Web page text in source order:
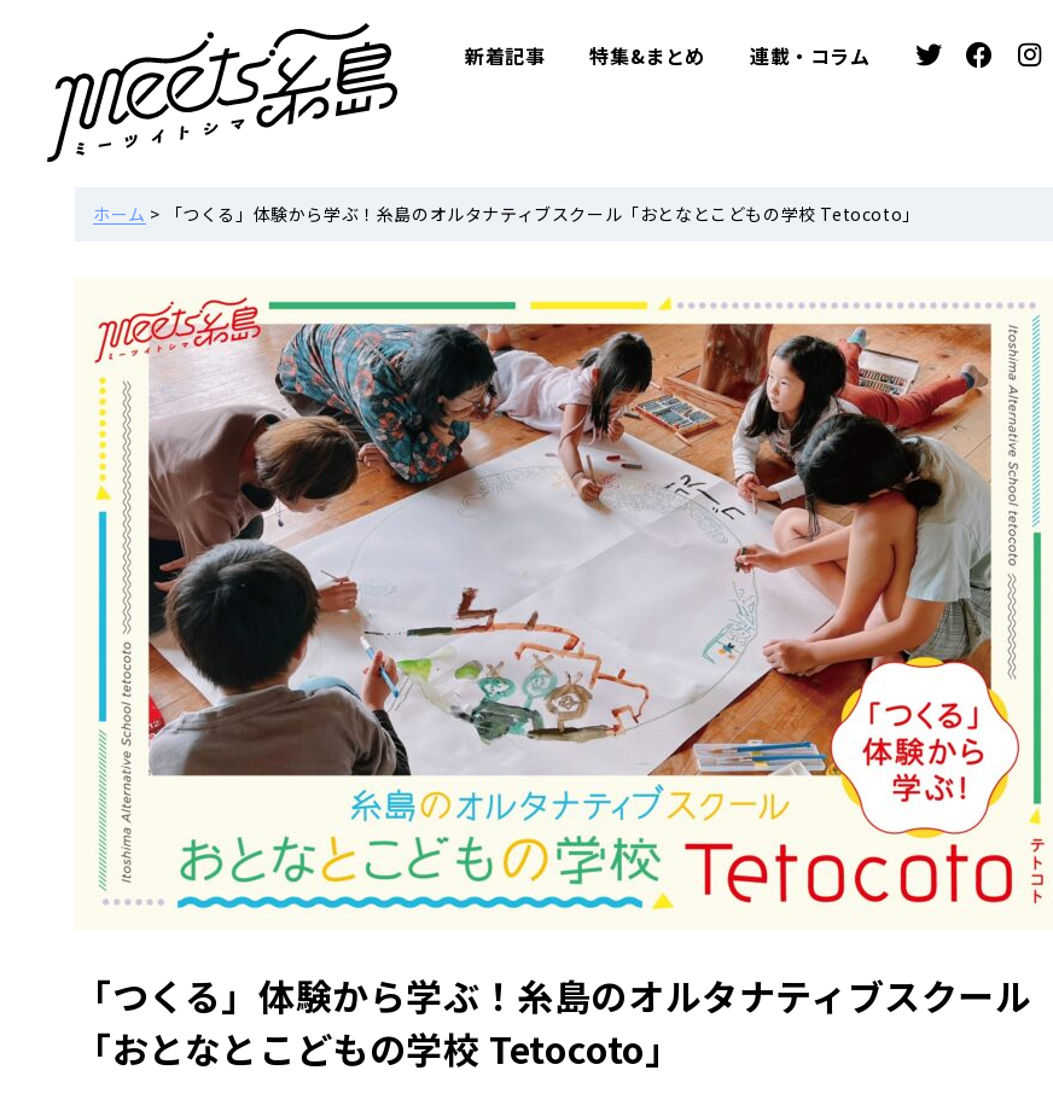
新着記事 特集&まとめ 連載・コラム
ホーム > 「つくる」体験から学ぶ！糸島のオルタナティブスクール「おとなとこどもの学校 Tetocoto」
「つくる」体験から学ぶ！糸島のオルタナティブスクール
「おとなとこどもの学校 Tetocoto」